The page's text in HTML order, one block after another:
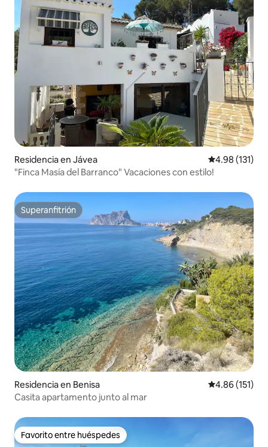
Residencia en Jávea Calificación
4.98 (131)
"Finca Masía del Barranco" Vacaciones con estilo!
Superanfitrión
Superanfitrión
Residencia en Benisa Calificación
4.86 (151)
Casita apartamento junto al mar
Favorito entre huéspedes
Favorito entre huéspedes